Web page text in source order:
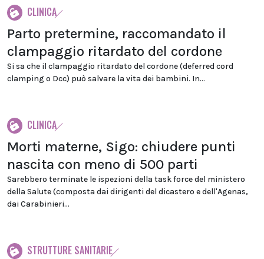
CLINICA
Parto pretermine, raccomandato il
clampaggio ritardato del cordone
Si sa che il clampaggio ritardato del cordone (deferred cord
clamping o Dcc) può salvare la vita dei bambini. In...
CLINICA
Morti materne, Sigo: chiudere punti
nascita con meno di 500 parti
Sarebbero terminate le ispezioni della task force del ministero
della Salute (composta dai dirigenti del dicastero e dell'Agenas,
dai Carabinieri...
STRUTTURE SANITARIE